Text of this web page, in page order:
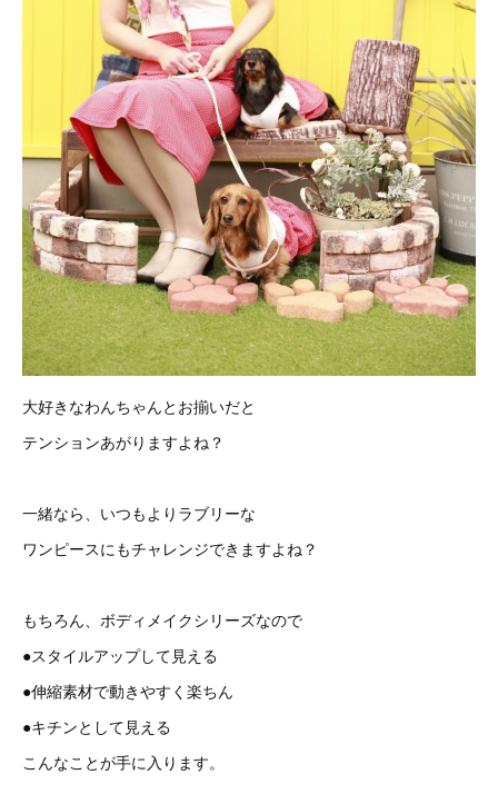
大好きなわんちゃんとお揃いだと
テンションあがりますよね？
一緒なら、いつもよりラブリーな
ワンピースにもチャレンジできますよね？
もちろん、ボディメイクシリーズなので
●スタイルアップして見える
●伸縮素材で動きやすく楽ちん
●キチンとして見える
こんなことが手に入ります。